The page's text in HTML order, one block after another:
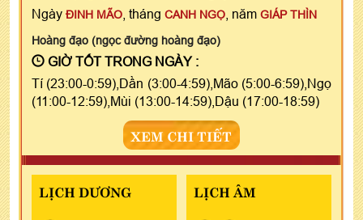
Ngày ĐINH MÃO , tháng CANH NGỌ , năm GIÁP THÌN
Hoàng đạo (ngọc đường hoàng đạo)
GIỜ TỐT TRONG NGÀY :
Tí (23:00-0:59),Dần (3:00-4:59),Mão (5:00-6:59),Ngọ
(11:00-12:59),Mùi (13:00-14:59),Dậu (17:00-18:59)
XEM CHI TIẾT
LỊCH DƯƠNG LỊCH ÂM